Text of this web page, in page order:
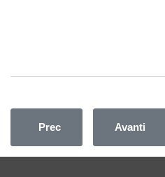
Articolo precedente:
Prec Articolo
Avanti